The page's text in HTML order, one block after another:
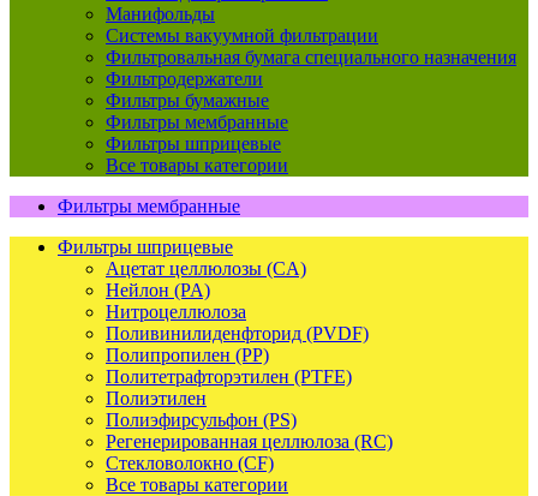
Манифольды
Системы вакуумной фильтрации
Фильтровальная бумага специального назначения
Фильтродержатели
Фильтры бумажные
Фильтры мембранные
Фильтры шприцевые
Все товары категории
Фильтры мембранные
Фильтры шприцевые
Ацетат целлюлозы (CA)
Нейлон (PA)
Нитроцеллюлоза
Поливинилиденфторид (PVDF)
Полипропилен (PP)
Политетрафторэтилен (PTFE)
Полиэтилен
Полиэфирсульфон (PS)
Регенерированная целлюлоза (RC)
Стекловолокно (CF)
Все товары категории